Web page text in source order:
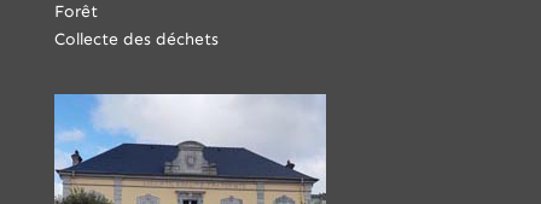
Forêt
Collecte des déchets